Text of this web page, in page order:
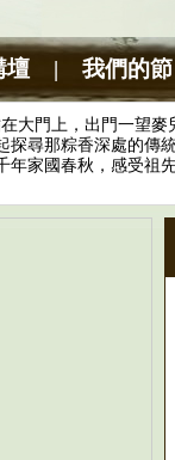
壇 | 我們的
門上，出門一望麥
尋那粽香深處的傳
家國春秋，感受祖